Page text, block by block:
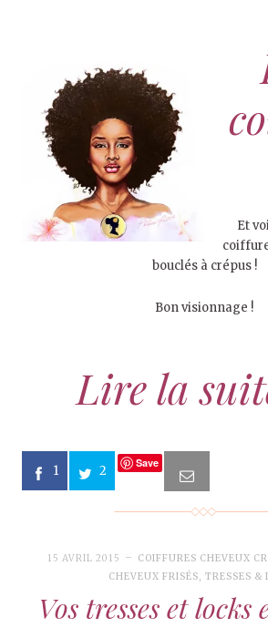
Et
bouclés à crépus !
Bon visionnage !
Lire la
1 2
Save
15 AVRIL 2015 COIFFURES CHEVEUX
CHEVEUX FRISÉS, TRESSES &
Vos tresses et locks